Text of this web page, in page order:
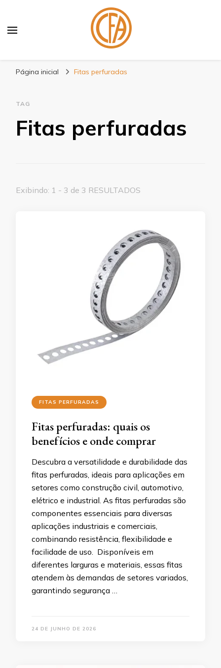
Página inicial Fitas perfuradas
TAG
Fitas perfuradas
Exibindo: 1 - 3 de 3 RESULTADOS
FITAS PERFURADAS
Fitas perfuradas: quais os
benefícios e onde comprar
Descubra a versatilidade e durabilidade das
fitas perfuradas, ideais para aplicações em
setores como construção civil, automotivo,
elétrico e industrial. As fitas perfuradas são
componentes essenciais para diversas
aplicações industriais e comerciais,
combinando resistência, flexibilidade e
facilidade de uso. Disponíveis em
diferentes larguras e materiais, essas fitas
atendem às demandas de setores variados,
garantindo segurança …
24 DE JUNHO DE 2026